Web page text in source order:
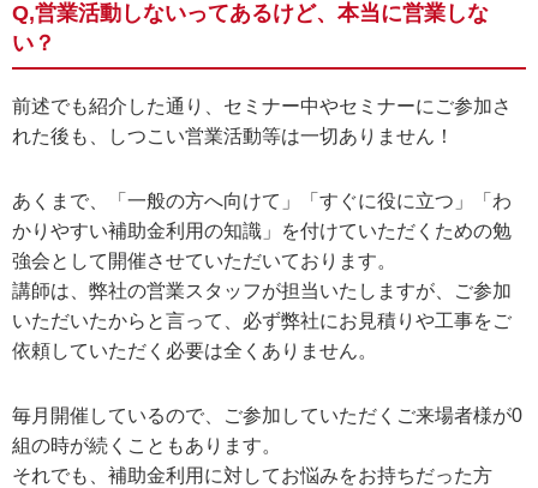
Q,営業活動しないってあるけど、本当に営業しな
い？
前述でも紹介した通り、セミナー中やセミナーにご参加さ
れた後も、しつこい営業活動等は一切ありません！
あくまで、「一般の方へ向けて」「すぐに役に立つ」「わ
かりやすい補助金利用の知識」を付けていただくための勉
強会として開催させていただいております。
講師は、弊社の営業スタッフが担当いたしますが、ご参加
いただいたからと言って、必ず弊社にお見積りや工事をご
依頼していただく必要は全くありません。
毎月開催しているので、ご参加していただくご来場者様が0
組の時が続くこともあります。
それでも、補助金利用に対してお悩みをお持ちだった方